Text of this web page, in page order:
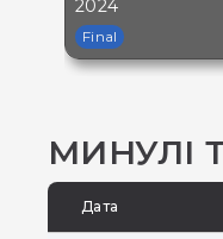
2024
Final
МИНУЛІ
Дата